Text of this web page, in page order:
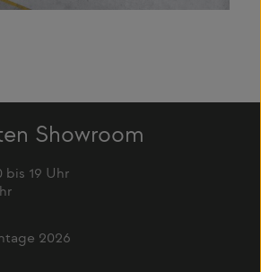
Showroom
bis 19 Uhr
2026